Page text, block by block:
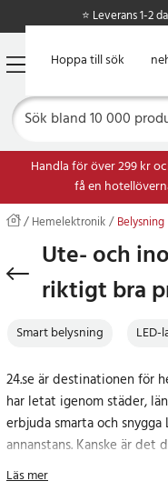
Hoppa till
Hoppa till sök
⭐ Leverans 1-2
Handla för över 299 kr
få en
Hemelektronik Belysning
Ute- och
riktigt bra
Smart belysning LED-
24.se är destinationen för
har letat igenom städer,
erbjuda smarta och
annanstans. Kanske är det
trädgårdar och balkonger
Läs mer